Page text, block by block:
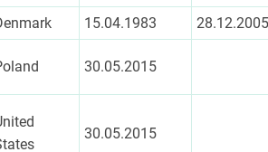
15.04.1983
28.12.2005
30.05.2015
30.05.2015